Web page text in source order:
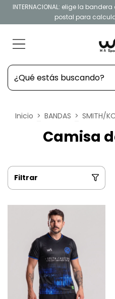
INTERNACIONAL: elige la
postal para
Inicio > BANDAS > SMITH/
Camisa
Filtrar